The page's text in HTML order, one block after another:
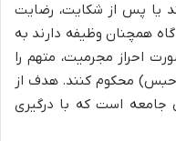
یا پس از شکایت، رضایت
همچنان وظیفه دارند به
احراز مجرمیت، متهم را
تعزیری مقرر در ماده 615 (حبس) محکوم کنند. هدف از
جامعه است که با درگیری